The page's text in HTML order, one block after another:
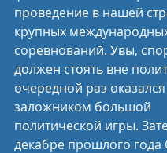
проведение в нашей
крупных
соревнований. Увы,
должен стоять вне
очередной раз оказался
заложником большой
политической игры.
декабре прошлого года